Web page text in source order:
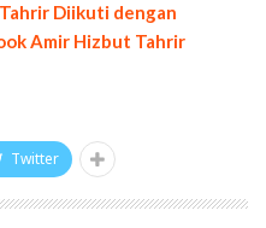
Diikuti dengan
Amir Hizbut Tahrir
Twitter